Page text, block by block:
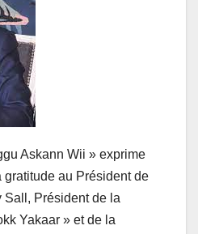
Askann Wii » exprime
gratitude au Président de
Sall, Président de la
Yakaar » et de la